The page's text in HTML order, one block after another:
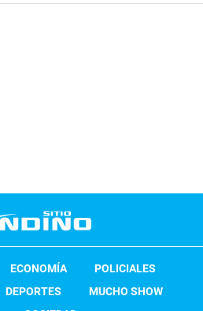
ECONOMÍA
POLICIALES
DEPORTES
MUCHO SHOW